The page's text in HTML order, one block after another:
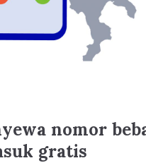
nomor
gratis